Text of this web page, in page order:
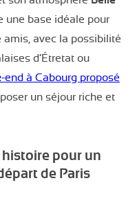
une base idéale pour
avec la possibilité
d’Étretat ou
à Cabourg proposé
un séjour riche et
pour un
de Paris